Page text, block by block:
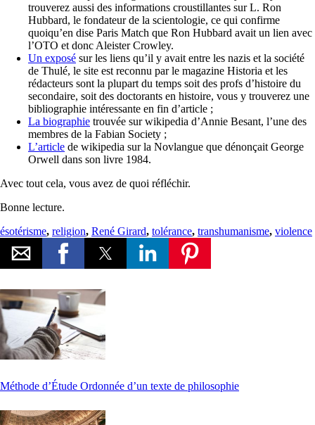
trouverez aussi des informations croustillantes sur L. Ron
Hubbard, le fondateur de la scientologie, ce qui confirme
quoiqu’en dise Paris Match que Ron Hubbard avait un lien avec
l’OTO et donc Aleister Crowley.
Un exposé sur les liens qu’il y avait entre les nazis et la société
de Thulé, le site est reconnu par le magazine Historia et les
rédacteurs sont la plupart du temps soit des profs d’histoire du
secondaire, soit des doctorants en histoire, vous y trouverez une
bibliographie intéressante en fin d’article ;
La biographie trouvée sur wikipedia d’Annie Besant, l’une des
membres de la Fabian Society ;
L’article de wikipedia sur la Novlangue que dénonçait George
Orwell dans son livre 1984.
Avec tout cela, vous avez de quoi réfléchir.
Bonne lecture.
ésotérisme, religion, René Girard, tolérance, transhumanisme, violence
Méthode d’Étude Ordonnée d’un texte de philosophie